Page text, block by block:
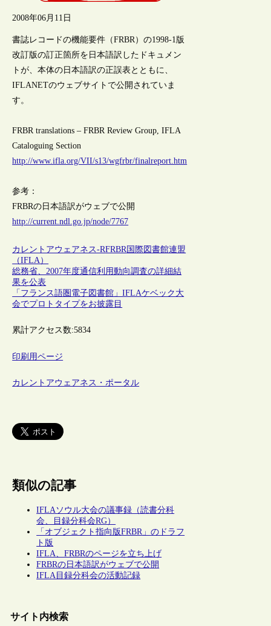
2008年06月11日
書誌レコードの機能要件（FRBR）の1998-1版
改訂版の訂正箇所を日本語訳したドキュメン
トが、本体の日本語訳の正誤表とともに、
IFLANETのウェブサイトで公開されていま
す。
FRBR translations – FRBR Review Group, IFLA
Cataloguing Section
http://www.ifla.org/VII/s13/wgfrbr/finalreport.htm
参考：
FRBRの日本語訳がウェブで公開
http://current.ndl.go.jp/node/7767
カレントアウェアネス-RFRBR国際図書館連盟
（IFLA）
総務省、2007年度通信利用動向調査の詳細結
果を公表
「フランス語圏電子図書館」IFLAケベック大
会でプロトタイプをお披露目
累計アクセス数:5834
印刷用ページ
カレントアウェアネス・ポータル
類似の記事
IFLAソウル大会の議事録（読書分科
会、目録分科会RG）
「オブジェクト指向版FRBR」のドラフ
ト版
IFLA、FRBRのページを立ち上げ
FRBRの日本語訳がウェブで公開
IFLA目録分科会の活動記録
サイト内検索